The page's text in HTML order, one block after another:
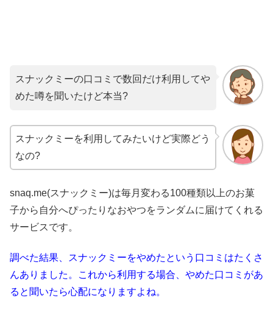
スナックミーの口コミで数回だけ利用してや
めた噂を聞いたけど本当?
スナックミーを利用してみたいけど実際どう
なの?
snaq.me(スナックミー)は毎月変わる100種類以上のお菓
子から自分へぴったりなおやつをランダムに届けてくれる
サービスです。
調べた結果、スナックミーをやめたという口コミはたくさ
んありました。これから利用する場合、やめた口コミがあ
ると聞いたら心配になりますよね。